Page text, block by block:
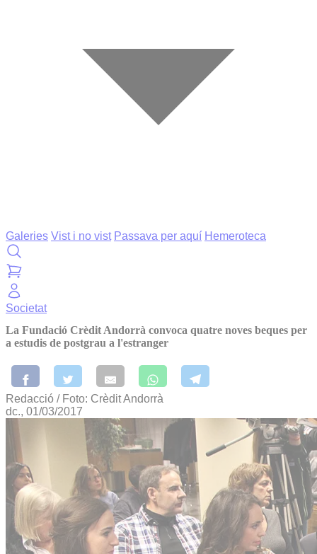
Galeries Vist i no vist Passava per aquí Hemeroteca
Societat
La Fundació Crèdit Andorrà convoca quatre noves beques per
a estudis de postgrau a l'estranger
Redacció / Foto: Crèdit Andorrà
dc., 01/03/2017